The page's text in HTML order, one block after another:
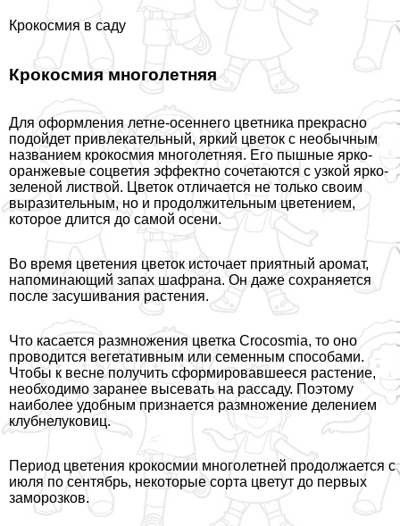
Крокосмия в саду
Крокосмия многолетняя
Для оформления летне-осеннего цветника прекрасно
подойдет привлекательный, яркий цветок с необычным
названием крокосмия многолетняя. Его пышные ярко-
оранжевые соцветия эффектно сочетаются с узкой ярко-
зеленой листвой. Цветок отличается не только своим
выразительным, но и продолжительным цветением,
которое длится до самой осени.
Во время цветения цветок источает приятный аромат,
напоминающий запах шафрана. Он даже сохраняется
после засушивания растения.
Что касается размножения цветка Crocosmia, то оно
проводится вегетативным или семенным способами.
Чтобы к весне получить сформировавшееся растение,
необходимо заранее высевать на рассаду. Поэтому
наиболее удобным признается размножение делением
клубнелуковиц.
Период цветения крокосмии многолетней продолжается с
июля по сентябрь, некоторые сорта цветут до первых
заморозков.